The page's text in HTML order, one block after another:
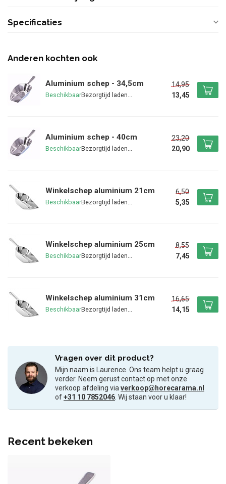
Specificaties
Anderen kochten ook
Aluminium schep - 34,5cm
Beschikbaar
14,95
13,45
Aluminium schep - 40cm
Beschikbaar
23,20
20,90
Winkelschep aluminium 21cm
Beschikbaar
6,50
5,35
Winkelschep aluminium 25cm
Beschikbaar
8,55
7,45
Winkelschep aluminium 31cm
Beschikbaar
16,65
14,15
Vragen over dit product?
Mijn naam is Laurence. Ons team helpt u graag
verder. Neem gerust contact op met onze
verkoop afdeling viaverkoop@horecarama.nl
of+31 10 7852046. Wij staan voor u klaar!
Recent bekeken